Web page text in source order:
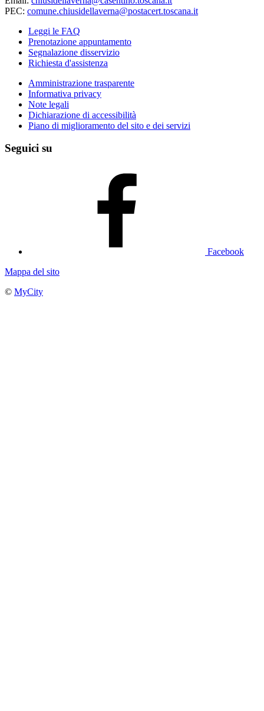
PEC: comune.chiusidellaverna@postacert.toscana.it
Leggi le FAQ
Prenotazione appuntamento
Segnalazione disservizio
Richiesta d'assistenza
Amministrazione trasparente
Informativa privacy
Note legali
Dichiarazione di accessibilità
Piano di miglioramento del sito e dei servizi
Seguici su
Facebook
Mappa del sito
© MyCity